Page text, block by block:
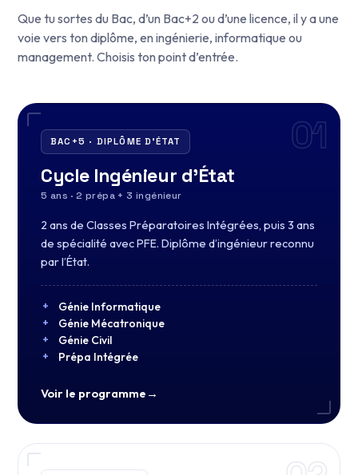
WhatsApp ↗
Que tu sortes du Bac, d’un Bac+2 ou d’une licence, il y a une
voie vers ton diplôme, en ingénierie, informatique ou
management. Choisis ton point d’entrée.
01
BAC+5 · DIPLÔME D’ÉTAT
Cycle Ingénieur d’État
5 ans · 2 prépa + 3 ingénieur
2 ans de Classes Préparatoires Intégrées, puis 3 ans
de spécialité avec PFE. Diplôme d’ingénieur reconnu
par l’État.
Génie Informatique
Génie Mécatronique
Génie Civil
Prépa Intégrée
Voir le programme →